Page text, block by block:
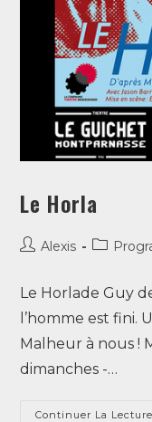
Le Horla
Alexis
Le Horlade Guy
l’homme est fini.
Malheur à nous !
dimanches -…
Continuer La Lecture